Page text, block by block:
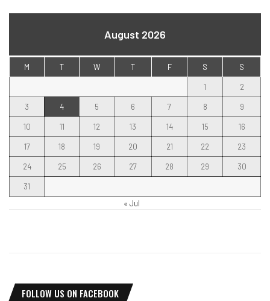
August 2026
M T W T F S S
1 2
3 4 5 6 7 8 9
10 11 12 13 14 15 16
17 18 19 20 21 22 23
24 25 26 27 28 29 30
31
« Jul
FOLLOW US ON FACEBOOK